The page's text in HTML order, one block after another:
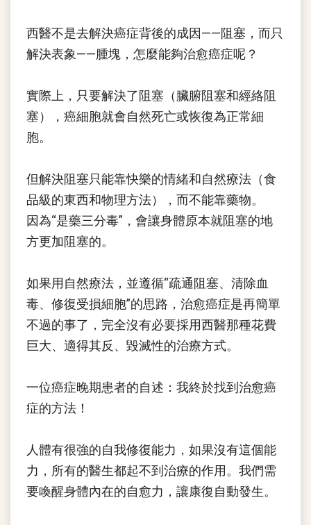
西醫不是去解決癌症背後的成因——阻塞，而只
解決表象——腫塊，怎麼能夠治愈癌症呢？
實際上，只要解決了阻塞（臟腑阻塞和經絡阻
塞），癌細胞就會自然死亡或恢復為正常細
胞。
但解決阻塞只能靠快樂的情緒和自然療法（食
品級的東西和物理方法），而不能靠藥物。
因為“是藥三分毒”，會讓身體原本就阻塞的地
方更加阻塞的。
如果用自然療法，並遵循“疏通阻塞、清除血
毒、修復受損細胞”的思路，治愈癌症是再簡單
不過的事了，完全沒有必要採用西醫那種花費
巨大、適得其反、毀滅性的治療方式。
一位癌症晚期患者的自述：我終於找到治愈癌
症的方法！
人體有很強的自我修復能力，如果沒有這個能
力，所有的醫生都起不到治療的作用。我們需
要喚醒身體內在的自愈力，讓康復自動發生。